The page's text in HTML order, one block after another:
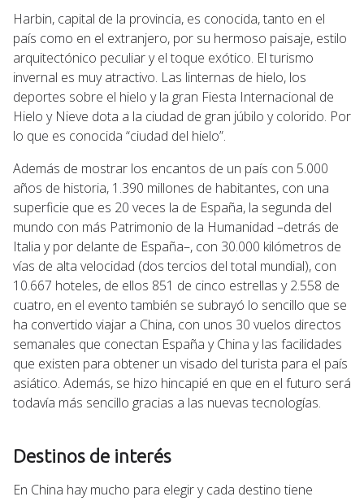
Harbin, capital de la provincia, es conocida, tanto en el
país como en el extranjero, por su hermoso paisaje, estilo
arquitectónico peculiar y el toque exótico. El turismo
invernal es muy atractivo. Las linternas de hielo, los
deportes sobre el hielo y la gran Fiesta Internacional de
Hielo y Nieve dota a la ciudad de gran júbilo y colorido. Por
lo que es conocida “ciudad del hielo”.
Además de mostrar los encantos de un país con 5.000
años de historia, 1.390 millones de habitantes, con una
superficie que es 20 veces la de España, la segunda del
mundo con más Patrimonio de la Humanidad –detrás de
Italia y por delante de España–, con 30.000 kilómetros de
vías de alta velocidad (dos tercios del total mundial), con
10.667 hoteles, de ellos 851 de cinco estrellas y 2.558 de
cuatro, en el evento también se subrayó lo sencillo que se
ha convertido viajar a China, con unos 30 vuelos directos
semanales que conectan España y China y las facilidades
que existen para obtener un visado del turista para el país
asiático. Además, se hizo hincapié en que en el futuro será
todavía más sencillo gracias a las nuevas tecnologías.
Destinos de interés
En China hay mucho para elegir y cada destino tiene